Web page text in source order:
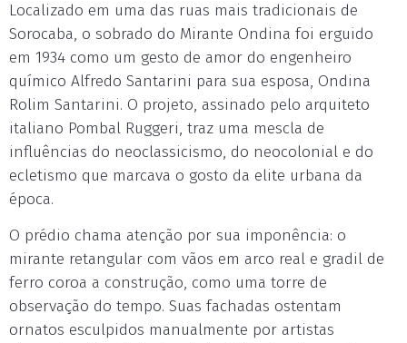
Localizado em uma das ruas mais tradicionais de
Sorocaba, o sobrado do Mirante Ondina foi erguido
em 1934 como um gesto de amor do engenheiro
químico Alfredo Santarini para sua esposa, Ondina
Rolim Santarini. O projeto, assinado pelo arquiteto
italiano Pombal Ruggeri, traz uma mescla de
influências do neoclassicismo, do neocolonial e do
ecletismo que marcava o gosto da elite urbana da
época.
O prédio chama atenção por sua imponência: o
mirante retangular com vãos em arco real e gradil de
ferro coroa a construção, como uma torre de
observação do tempo. Suas fachadas ostentam
ornatos esculpidos manualmente por artistas